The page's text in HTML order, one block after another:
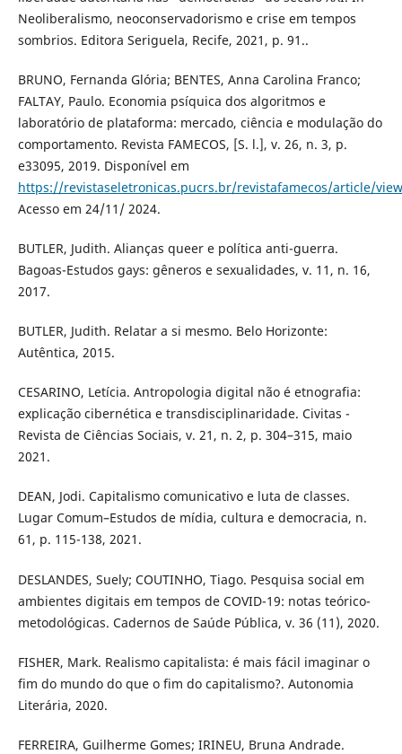
Neoliberalismo, neoconservadorismo e crise em tempos
sombrios. Editora Seriguela, Recife, 2021, p. 91..
BRUNO, Fernanda Glória; BENTES, Anna Carolina Franco;
FALTAY, Paulo. Economia psíquica dos algoritmos e
laboratório de plataforma: mercado, ciência e modulação do
comportamento. Revista FAMECOS, [S. l.], v. 26, n. 3, p.
e33095, 2019. Disponível em
https://revistaseletronicas.pucrs.br/revistafamecos/article/
Acesso em 24/11/ 2024.
BUTLER, Judith. Alianças queer e política anti-guerra.
Bagoas-Estudos gays: gêneros e sexualidades, v. 11, n. 16,
2017.
BUTLER, Judith. Relatar a si mesmo. Belo Horizonte:
Autêntica, 2015.
CESARINO, Letícia. Antropologia digital não é etnografia:
explicação cibernética e transdisciplinaridade. Civitas -
Revista de Ciências Sociais, v. 21, n. 2, p. 304–315, maio
2021.
DEAN, Jodi. Capitalismo comunicativo e luta de classes.
Lugar Comum–Estudos de mídia, cultura e democracia, n.
61, p. 115-138, 2021.
DESLANDES, Suely; COUTINHO, Tiago. Pesquisa social em
ambientes digitais em tempos de COVID-19: notas teórico-
metodológicas. Cadernos de Saúde Pública, v. 36 (11), 2020.
FISHER, Mark. Realismo capitalista: é mais fácil imaginar o
fim do mundo do que o fim do capitalismo?. Autonomia
Literária, 2020.
FERREIRA, Guilherme Gomes; IRINEU, Bruna Andrade.